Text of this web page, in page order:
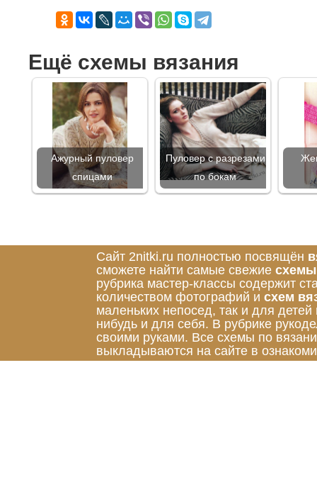
Ещё схемы вязания
Ажурный пуловер
спицами
Пуловер с разрезами
по бокам
Сайт 2nitki.ru полностью посвящён
сможете найти самые свежие схемы
рубрика мастер-классы содержит
количеством фотографий и схем
маленьких непосед, так и для
нибудь и для себя. В рубрике
своими руками. Все схемы по
выкладываются на сайте в